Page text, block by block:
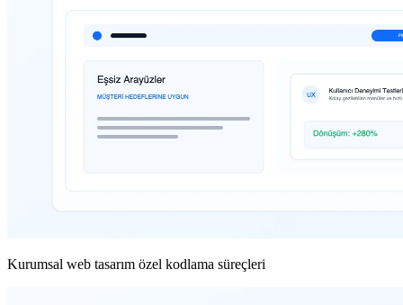
Kurumsal web tasarım özel kodlama süreçleri